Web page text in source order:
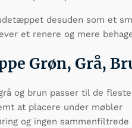
desuden som et
et renere og mere
Grøn, Grå,
og brun passer til de
at placere under møbler
og ingen sammenfiltrede